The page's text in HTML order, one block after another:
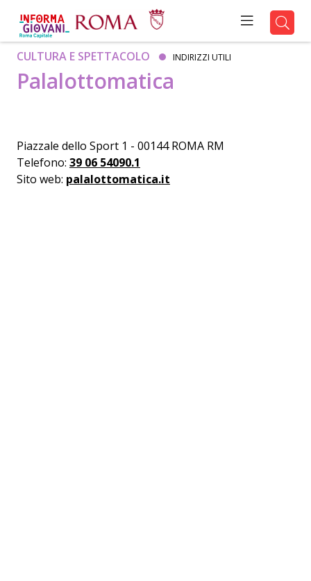
CULTURA E SPETTACOLO INDIRIZZI UTILI
Palalottomatica
Piazzale dello Sport 1 - 00144 ROMA RM
Telefono: 39 06 54090.1
Sito web: palalottomatica.it